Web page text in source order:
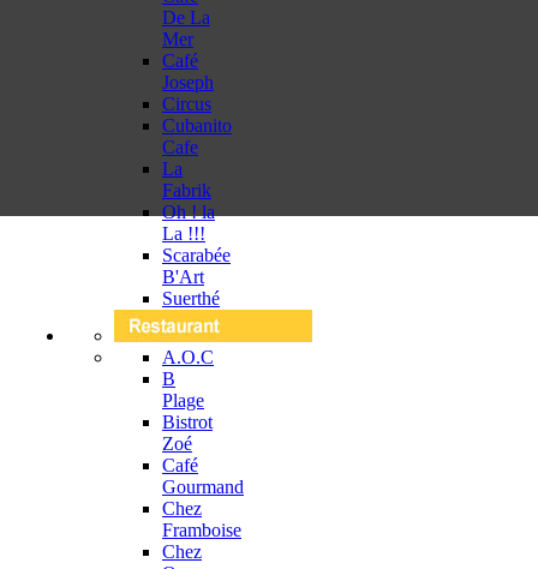
De La
Mer
Café
Joseph
Circus
Cubanito
Cafe
La
Fabrik
Oh ! la
La !!!
Scarabée
B'Art
Suerthé
A.O.C
B
Plage
Bistrot
Zoé
Café
Gourmand
Chez
Framboise
Chez